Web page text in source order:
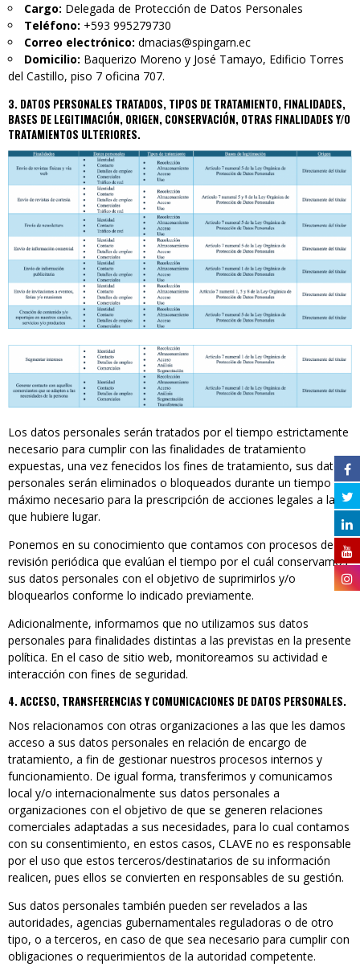
Cargo: Delegada de Protección de Datos Personales
Teléfono: +593 995279730
Correo electrónico: dmacias@spingarn.ec
Domicilio: Baquerizo Moreno y José Tamayo, Edificio Torres
del Castillo, piso 7 oficina 707.
3. DATOS PERSONALES TRATADOS, TIPOS DE TRATAMIENTO, FINALIDADES,
BASES DE LEGITIMACIÓN, ORIGEN, CONSERVACIÓN, OTRAS FINALIDADES Y/O
TRATAMIENTOS ULTERIORES.
Los datos personales serán tratados por el tiempo estrictamente
necesario para cumplir con las finalidades de tratamiento
expuestas, una vez fenecidos los fines de tratamiento, sus datos
personales serán eliminados o bloqueados durante un tiempo
máximo necesario para la prescripción de acciones legales a las
que hubiere lugar.
Ponemos en su conocimiento que contamos con procesos de
revisión periódica que evalúan el tiempo por el cuál conservamos
sus datos personales con el objetivo de suprimirlos y/o
bloquearlos conforme lo indicado previamente.
Adicionalmente, informamos que no utilizamos sus datos
personales para finalidades distintas a las previstas en la presente
política. En el caso de sitio web, monitoreamos su actividad e
interacción con fines de seguridad.
4. ACCESO, TRANSFERENCIAS Y COMUNICACIONES DE DATOS PERSONALES.
Nos relacionamos con otras organizaciones a las que les damos
acceso a sus datos personales en relación de encargo de
tratamiento, a fin de gestionar nuestros procesos internos y
funcionamiento. De igual forma, transferimos y comunicamos
local y/o internacionalmente sus datos personales a
organizaciones con el objetivo de que se generen relaciones
comerciales adaptadas a sus necesidades, para lo cual contamos
con su consentimiento, en estos casos, CLAVE no es responsable
por el uso que estos terceros/destinatarios de su información
realicen, pues ellos se convierten en responsables de su gestión.
Sus datos personales también pueden ser revelados a las
autoridades, agencias gubernamentales reguladoras o de otro
tipo, o a terceros, en caso de que sea necesario para cumplir con
obligaciones o requerimientos de la autoridad competente.